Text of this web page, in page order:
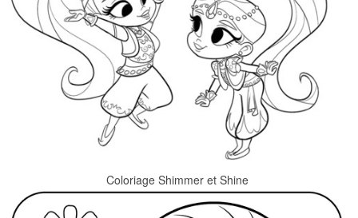
Coloriage Shimmer et Shine